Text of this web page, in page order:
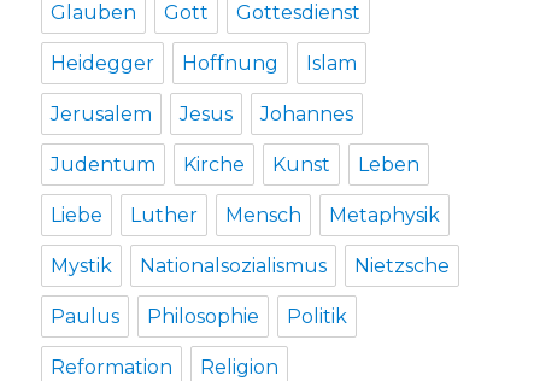
Glauben Gott Gottesdienst
Heidegger Hoffnung Islam
Jerusalem Jesus Johannes
Judentum Kirche Kunst Leben
Liebe Luther Mensch Metaphysik
Mystik Nationalsozialismus Nietzsche
Paulus Philosophie Politik
Reformation Religion